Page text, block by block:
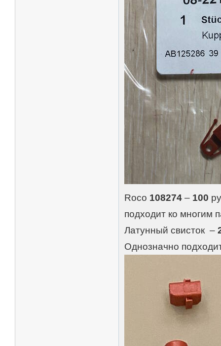
Roco 108274 – 100
подходит ко многим
Латунный свисток –
Однозначно